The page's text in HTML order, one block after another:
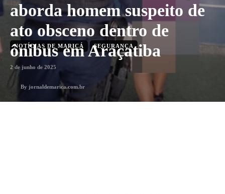
aborda homem suspeito de
ato obsceno dentro de
ônibus em Araçatiba
NOTÍCIAS DE MARICÁ SEGURANÇA
2 de junho de 2025
By jornaldemarica.com.br